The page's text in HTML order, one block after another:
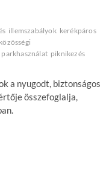
illemszabályok kerékpáros
közösségi
parkhasználat piknikezés
a nyugodt, biztonságos
összefoglalja,